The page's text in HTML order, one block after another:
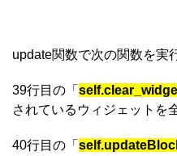
update関数で次の関数を実
39行目の「
されているウィジェットを
40行目の「